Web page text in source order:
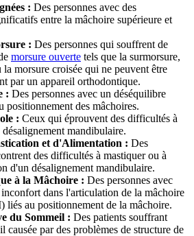
: Des personnes avec des
entre la mâchoire supérieure et
: Des personnes qui souffrent de
morsure ouverte tels que la surmorsure,
la morsure croisée qui ne peuvent être
par un appareil orthodontique.
: Des personnes avec un déséquilibre
positionnement des mâchoires.
: Ceux qui éprouvent des difficultés à
mandibulaire.
et d'Alimentation : Des
des difficultés à mastiquer ou à
d'un désalignement mandibulaire.
à la Mâchoire : Des personnes avec
dans l'articulation de la mâchoire
liés au positionnement de la mâchoire.
du Sommeil : Des patients souffrant
causée par des problèmes de structure de